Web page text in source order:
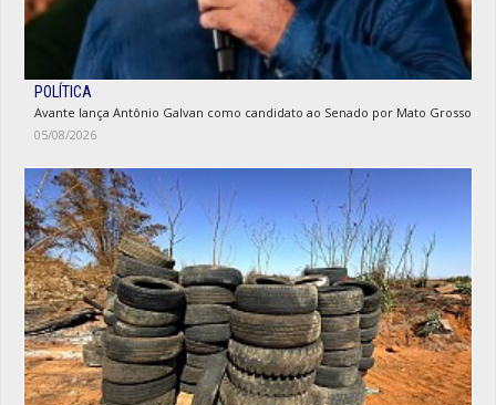
POLÍTICA
Avante lança Antônio Galvan como candidato ao Senado por Mato Grosso
05/08/2026